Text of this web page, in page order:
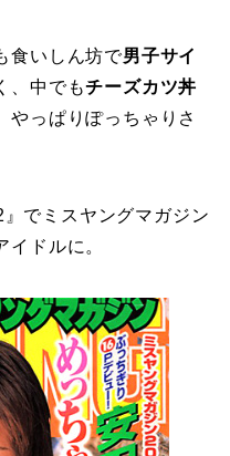
食いしん坊で男子サイ
、中でもチーズカツ丼
やっぱりぽっちゃりさ
でミスヤングマガジン
ドルに。